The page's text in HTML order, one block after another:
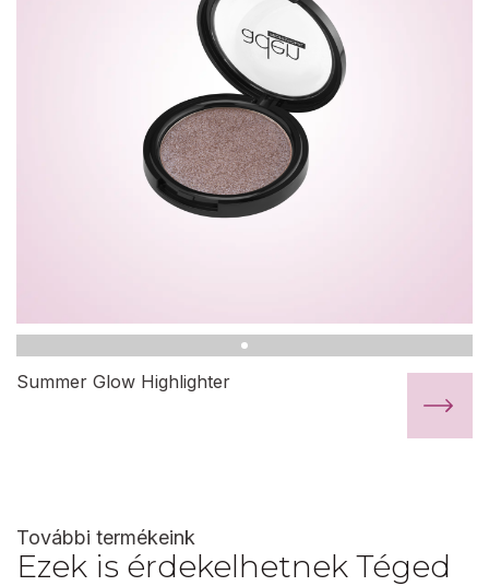
Summer Glow Highlighter
További termékeink
Ezek is érdekelhetnek Téged